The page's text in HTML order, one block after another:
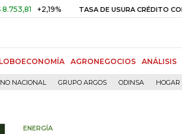
+2,19% TASA DE USURA CRÉDITO CONSUMO
AGRONEGOCIOS ANÁLISIS
NACIONAL GRUPO ARGOS ODINSA HOGAR
ENERGÍA